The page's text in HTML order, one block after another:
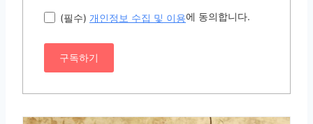
(필수) 개인정보 수집 및 이용에 동의합니다.
구독하기